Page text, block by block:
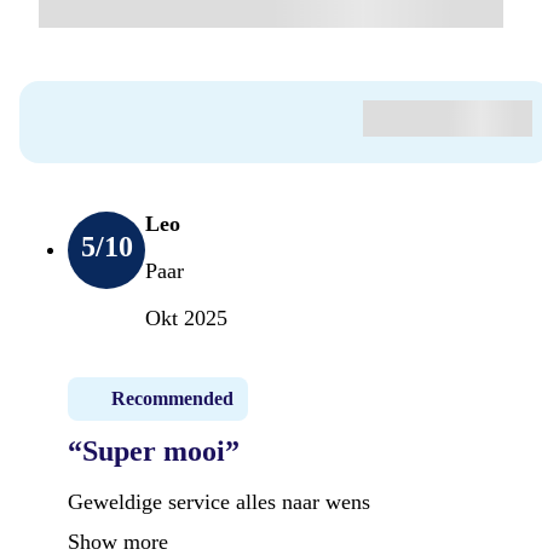
5/10
Leo
Paar
Okt 2025
Recommended
“Super mooi”
Geweldige service alles naar wens
Show more